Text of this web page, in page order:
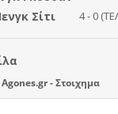
Agones.gr-Στοιχημα